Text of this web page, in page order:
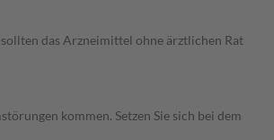
das Arzneimittel ohne ärztlichen Rat
kommen. Setzen Sie sich bei dem